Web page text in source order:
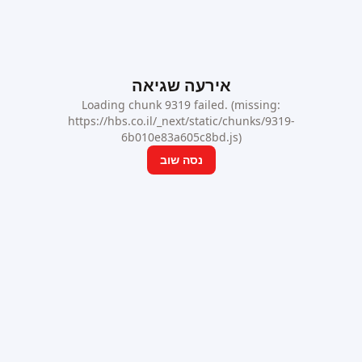
אירעה שגיאה
Loading chunk 9319 failed. (missing:
https://hbs.co.il/_next/static/chunks/9319-
6b010e83a605c8bd.js)